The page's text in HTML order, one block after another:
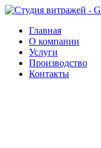
Главная
О компании
Услуги
Производство
Контакты